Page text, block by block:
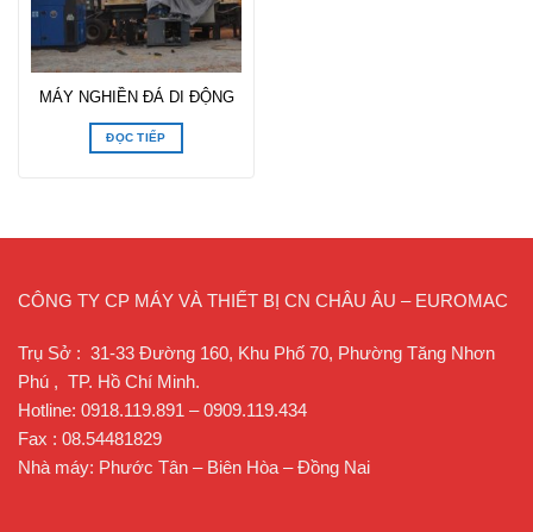
MÁY NGHIỀN ĐÁ DI ĐỘNG
ĐỌC TIẾP
CÔNG TY CP MÁY VÀ THIẾT BỊ CN CHÂU ÂU – EUROMAC
Trụ Sở : 31-33 Đường 160, Khu Phố 70, Phường Tăng Nhơn
Phú , TP. Hồ Chí Minh.
Hotline: 0918.119.891 – 0909.119.434
Fax : 08.54481829
Nhà máy: Phước Tân – Biên Hòa – Đồng Nai